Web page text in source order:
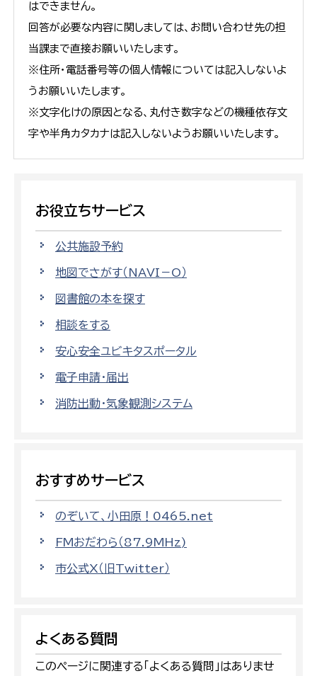
はできません。
回答が必要な内容に関しましては、お問い合わせ先の担
当課まで直接お願いいたします。
※住所・電話番号等の個人情報については記入しないよ
うお願いいたします。
※文字化けの原因となる、丸付き数字などの機種依存文
字や半角カタカナは記入しないようお願いいたします。
お役立ちサービス
公共施設予約
地図でさがす（NAVI－O）
図書館の本を探す
相談をする
安心安全ユビキタスポータル
電子申請・届出
消防出動・気象観測システム
おすすめサービス
のぞいて、小田原！0465.net
FMおだわら（87.9MHz)
市公式X（旧Twitter）
よくある質問
このページに関連する「よくある質問」はありませ